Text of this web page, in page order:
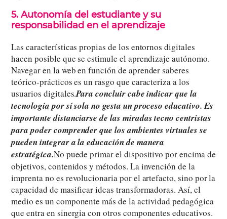
5. Autonomía del estudiante y su
responsabilidad en el aprendizaje
Las características propias de los entornos digitales
hacen posible que se estimule el aprendizaje autónomo.
Navegar en la web en función de aprender saberes
teórico-prácticos es un rasgo que caracteriza a los
usuarios digitales.Para concluir cabe indicar que la
tecnología por sí sola no gesta un proceso educativo. Es
importante distanciarse de las miradas tecno centristas
para poder comprender que los ambientes virtuales se
pueden integrar a la educación de manera
estratégica.No puede primar el dispositivo por encima de
objetivos, contenidos y métodos. La invención de la
imprenta no es revolucionaria por el artefacto, sino por la
capacidad de masificar ideas transformadoras. Así, el
medio es un componente más de la actividad pedagógica
que entra en sinergia con otros componentes educativos.